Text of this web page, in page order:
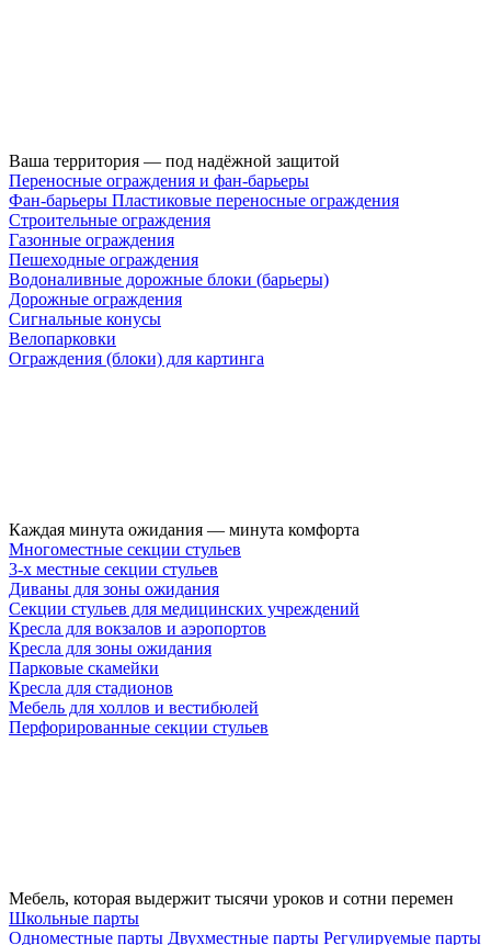
Ваша территория — под надёжной защитой
Переносные ограждения и фан-барьеры
Фан-барьеры Пластиковые переносные ограждения
Строительные ограждения
Газонные ограждения
Пешеходные ограждения
Водоналивные дорожные блоки (барьеры)
Дорожные ограждения
Сигнальные конусы
Велопарковки
Ограждения (блоки) для картинга
Каждая минута ожидания — минута комфорта
Многоместные секции стульев
3-х местные секции стульев
Диваны для зоны ожидания
Секции стульев для медицинских учреждений
Кресла для вокзалов и аэропортов
Кресла для зоны ожидания
Парковые скамейки
Кресла для стадионов
Мебель для холлов и вестибюлей
Перфорированные секции стульев
Мебель, которая выдержит тысячи уроков и сотни перемен
Школьные парты
Одноместные парты Двухместные парты Регулируемые парты